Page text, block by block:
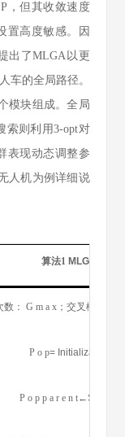
，但其收敛速度
置高度敏感。因
出了MLGA以更
车的全局路径。
模块组成。全局
索则利用3-opt对
表现动态调整参
人机为例详细说
算法1MLGA框架
数：G m a x ；交叉概率：
P o p= Initialization （
P o p p a r e n t